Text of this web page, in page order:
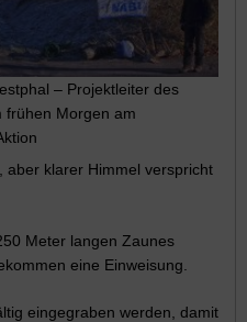
– Projektleiter des
frühen Morgen am
aber klarer Himmel verspricht
Meter langen Zaunes
eine Einweisung.
eingegraben werden, damit